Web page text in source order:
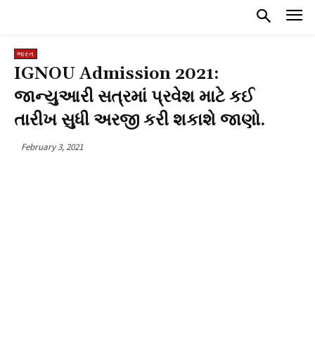
ભારત
IGNOU Admission 2021:
જાન્યુઆરી સત્રમાં પ્રવેશ માટે કઈ
તારીખ સુધી અરજી કરી શકાશે જાણો.
February 3, 2021